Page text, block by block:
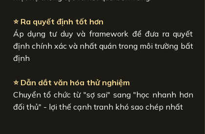
⭐ Ra quyết định tốt hơn
Áp dụng tư duy và framework để đưa ra quyết
định chính xác và nhất quán trong môi trường bất
định
⭐ Dẫn dắt văn hóa thử nghiệm
Chuyển tổ chức từ "sợ sai" sang "học nhanh hơn
đối thủ" - lợi thế cạnh tranh khó sao chép nhất